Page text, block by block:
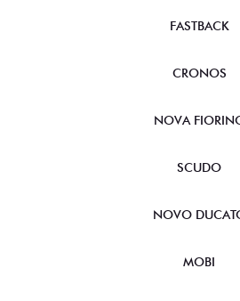
PULSE
FASTBACK
CRONOS
NOVA FIORINO
SCUDO
NOVO DUCATO